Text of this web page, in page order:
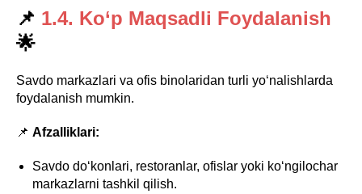
📌 1.4. Ko‘p Maqsadli Foydalanish
🌟
Savdo markazlari va ofis binolaridan turli yo‘nalishlarda
foydalanish mumkin.
📌 Afzalliklari:
Savdo do‘konlari, restoranlar, ofislar yoki ko‘ngilochar
markazlarni tashkil qilish.